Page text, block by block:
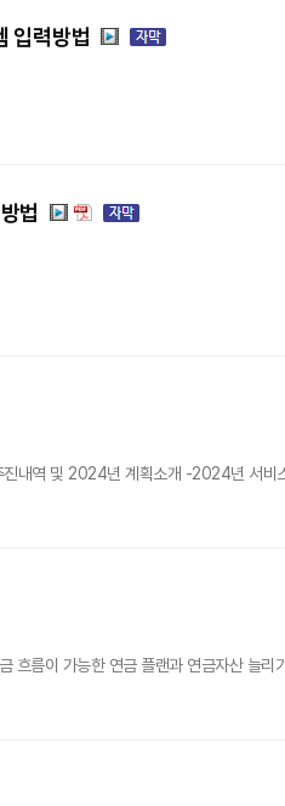
입력방법
법
내역 및 2024년 계획소개 -2024년 서비
흐름이 가능한 연금 플랜과 연금자산 늘